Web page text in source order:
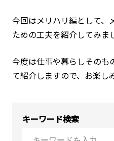
今回はメリハリ編として、
ための工夫を紹介してみま
今度は仕事や暮らしそのも
て紹介しますので、お楽し
キーワード検索